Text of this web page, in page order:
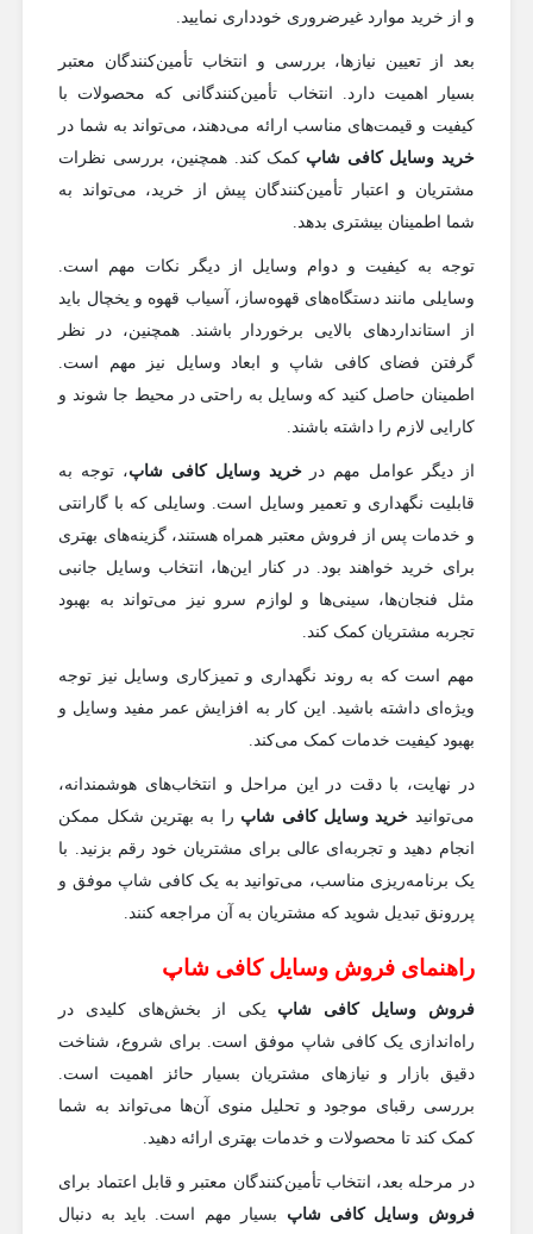
و از خرید موارد غیرضروری خودداری نمایید.
بعد از تعیین نیازها، بررسی و انتخاب تأمین‌کنندگان معتبر
بسیار اهمیت دارد. انتخاب تأمین‌کنندگانی که محصولات با
کیفیت و قیمت‌های مناسب ارائه می‌دهند، می‌تواند به شما در
خرید وسایل کافی شاپکمک کند. همچنین، بررسی نظرات
مشتریان و اعتبار تأمین‌کنندگان پیش از خرید، می‌تواند به
شما اطمینان بیشتری بدهد.
توجه به کیفیت و دوام وسایل از دیگر نکات مهم است.
وسایلی مانند دستگاه‌های قهوه‌ساز، آسیاب قهوه و یخچال باید
از استانداردهای بالایی برخوردار باشند. همچنین، در نظر
گرفتن فضای کافی شاپ و ابعاد وسایل نیز مهم است.
اطمینان حاصل کنید که وسایل به راحتی در محیط جا شوند و
کارایی لازم را داشته باشند.
از دیگر عوامل مهم در خرید وسایل کافی شاپ، توجه به
قابلیت نگهداری و تعمیر وسایل است. وسایلی که با گارانتی
و خدمات پس از فروش معتبر همراه هستند، گزینه‌های بهتری
برای خرید خواهند بود. در کنار این‌ها، انتخاب وسایل جانبی
مثل فنجان‌ها، سینی‌ها و لوازم سرو نیز می‌تواند به بهبود
تجربه مشتریان کمک کند.
مهم است که به روند نگهداری و تمیزکاری وسایل نیز توجه
ویژه‌ای داشته باشید. این کار به افزایش عمر مفید وسایل و
بهبود کیفیت خدمات کمک می‌کند.
در نهایت، با دقت در این مراحل و انتخاب‌های هوشمندانه،
می‌توانیدخرید وسایل کافی شاپرا به بهترین شکل ممکن
انجام دهید و تجربه‌ای عالی برای مشتریان خود رقم بزنید. با
یک برنامه‌ریزی مناسب، می‌توانید به یک کافی شاپ موفق و
پررونق تبدیل شوید که مشتریان به آن مراجعه کنند.
راهنمای فروش وسایل کافی شاپ
فروش وسایل کافی شاپیکی از بخش‌های کلیدی در
راه‌اندازی یک کافی شاپ موفق است. برای شروع، شناخت
دقیق بازار و نیازهای مشتریان بسیار حائز اهمیت است.
بررسی رقبای موجود و تحلیل منوی آن‌ها می‌تواند به شما
کمک کند تا محصولات و خدمات بهتری ارائه دهید.
در مرحله بعد، انتخاب تأمین‌کنندگان معتبر و قابل اعتماد برای
فروش وسایل کافی شاپبسیار مهم است. باید به دنبال